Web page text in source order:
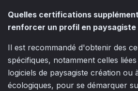
Quelles certifications
renforcer un profil en
Il est recommandé d'obtenir des
spécifiques, notamment celles
logiciels de paysagiste création ou
écologiques, pour se démarquer